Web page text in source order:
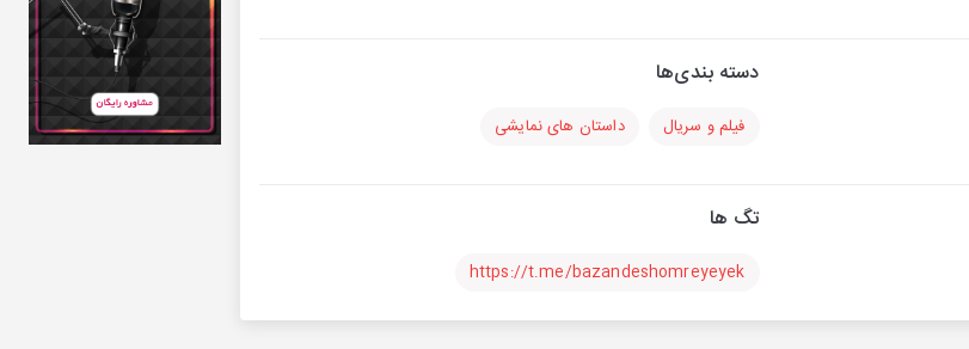
دسته بندی‌ها
فیلم و سریال داستان های نمایشی
تگ ها
https://t.me/bazandeshomreyeyek